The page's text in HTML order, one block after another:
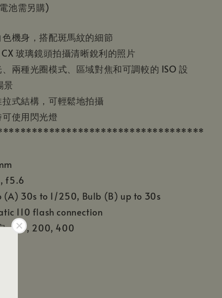
池需另購)
機身，搭配斑馬紋的細節
玻璃鏡頭拍攝清晰銳利的照片
兩種光圈模式、區域對焦和可調較的 ISO 設
景
式結構，可輕鬆地拍攝
使用閃光燈
f5.6
(A) 30s to 1/250, Bulb (B) up to 30s
110 flash connection
: 100, 200, 400